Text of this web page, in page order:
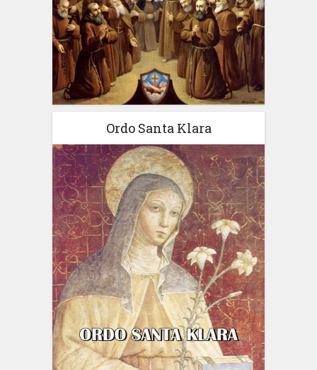
Ordo Santa Klara